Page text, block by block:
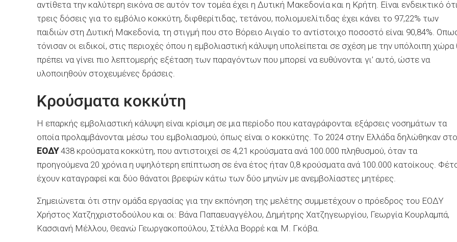
αντίθετα την καλύτερη εικόνα σε αυτόν τον τομέα έχει η Δυτική Μακεδονία και η Κρήτη. Είναι ενδεικτικό ότι
τρεις δόσεις για το εμβόλιο κοκκύτη, διφθερίτιδας, τετάνου, πολιομυελίτιδας έχει κάνει το 97,22% των
παιδιών στη Δυτική Μακεδονία, τη στιγμή που στο Βόρειο Αιγαίο το αντίστοιχο ποσοστό είναι 90,84%.
τόνισαν οι ειδικοί, στις περιοχές όπου η εμβολιαστική κάλυψη υπολείπεται σε σχέση με την υπόλοιπη χώρα
πρέπει να γίνει πιο λεπτομερής εξέταση των παραγόντων που μπορεί να ευθύνονται γι’ αυτό, ώστε να
υλοποιηθούν στοχευμένες δράσεις.
Κρούσματα κοκκύτη
Η επαρκής εμβολιαστική κάλυψη είναι κρίσιμη σε μια περίοδο που καταγράφονται εξάρσεις νοσημάτων τα
οποία προλαμβάνονται μέσω του εμβολιασμού, όπως είναι ο κοκκύτης. Το 2024 στην Ελλάδα δηλώθηκαν
ΕΟΔΥ438 κρούσματα κοκκύτη, που αντιστοιχεί σε 4,21 κρούσματα ανά 100.000 πληθυσμού, όταν τα
προηγούμενα 20 χρόνια η υψηλότερη επίπτωση σε ένα έτος ήταν 0,8 κρούσματα ανά 100.000 κατοίκους.
έχουν καταγραφεί και δύο θάνατοι βρεφών κάτω των δύο μηνών με ανεμβολίαστες μητέρες.
Σημειώνεται ότι στην ομάδα εργασίας για την εκπόνηση της μελέτης συμμετέχουν ο πρόεδρος του ΕΟΔΥ
Χρήστος Χατζηχριστοδούλου και οι: Βάνα Παπαευαγγέλου, Δημήτρης Χατζηγεωργίου, Γεωργία Κουρλαμπά,
Κασσιανή Μέλλου, Θεανώ Γεωργακοπούλου, Στέλλα Βορρέ και Μ. Γκόβα.